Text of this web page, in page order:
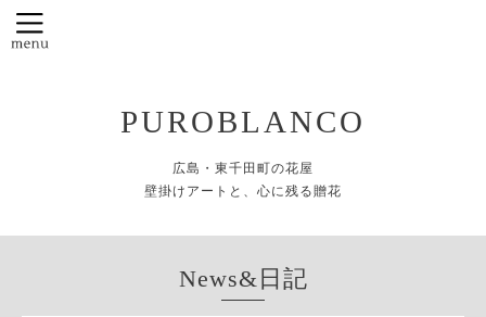
PUROBLANCO
広島・東千田町の花屋
壁掛けアートと、心に残る贈花
News&日記